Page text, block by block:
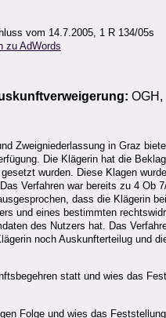
vom 14.7.2005, 1 R 134/05s
zu AdWords
OGH,
Zweigniederlassung in Graz
Die Klägerin hat die
wurden. Diese Klagen
Verfahren war bereits zu 4
dass die Klägerin
und eines bestimmten
des Nutzers hat. Das
noch Auskunfterteilug und
statt und wies das
Folge und wies das